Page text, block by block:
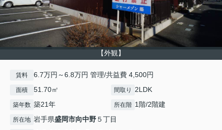
【外観】
賃料 6.7万円～6.8万円 管理/共益費 4,500円
面積 51.70㎡ 間取り 2LDK
築年数 築21年 所在階 1階/2階建
所在地 岩手県盛岡市向中野５丁目